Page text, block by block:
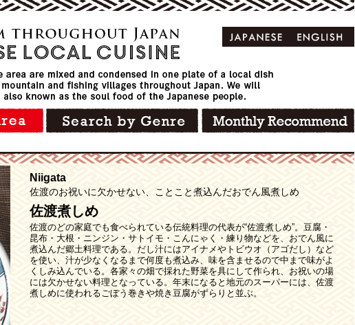
Niigata
佐渡のお祝いに欠かせない、ことこと煮込んだおでん風煮しめ
佐渡煮しめ
佐渡のどの家庭でも食べられている伝統料理の代表が“佐渡煮しめ”。豆腐・
昆布・大根・ニンジン・サトイモ・こんにゃく・練り物などを、おでん風に
煮込んだ郷土料理である。だし汁にはアイナメやトビウオ（アゴだし）など
を使い、汁が少なくなるまで何度も煮込み、味を含ませるので中まで味がよ
くしみ込んでいる。各家々の畑で採れた野菜を具にして作られ、お祝いの場
には欠かせない料理となっている。年末になると地元のスーパーには、佐渡
煮しめに使われるごぼう巻きや焼き豆腐がずらりと並ぶ。